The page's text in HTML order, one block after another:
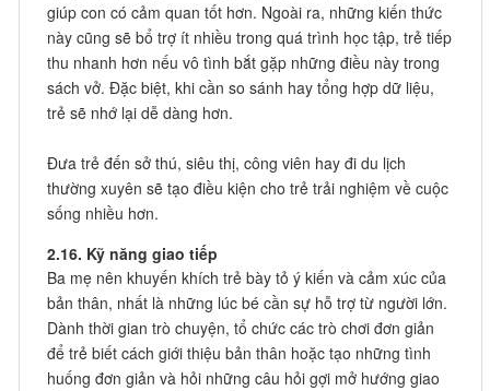
giúp con có cảm quan tốt hơn. Ngoài ra, những kiến thức
này cũng sẽ bổ trợ ít nhiều trong quá trình học tập, trẻ tiếp
thu nhanh hơn nếu vô tình bắt gặp những điều này trong
sách vở. Đặc biệt, khi cần so sánh hay tổng hợp dữ liệu,
trẻ sẽ nhớ lại dễ dàng hơn.
Đưa trẻ đến sở thú, siêu thị, công viên hay đi du lịch
thường xuyên sẽ tạo điều kiện cho trẻ trải nghiệm về cuộc
sống nhiều hơn.
2.16. Kỹ năng giao tiếp
Ba mẹ nên khuyến khích trẻ bày tỏ ý kiến và cảm xúc của
bản thân, nhất là những lúc bé cần sự hỗ trợ từ người lớn.
Dành thời gian trò chuyện, tổ chức các trò chơi đơn giản
để trẻ biết cách giới thiệu bản thân hoặc tạo những tình
huống đơn giản và hỏi những câu hỏi gợi mở hướng giao